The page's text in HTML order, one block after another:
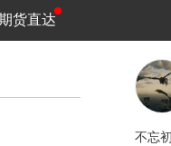
货直达
不忘